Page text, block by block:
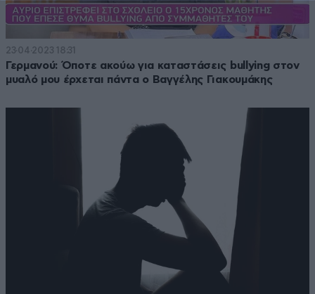
23·04·2023 18:31
Γερμανού: Όποτε ακούω για καταστάσεις bullying στον
μυαλό μου έρχεται πάντα ο Βαγγέλης Γιακουμάκης